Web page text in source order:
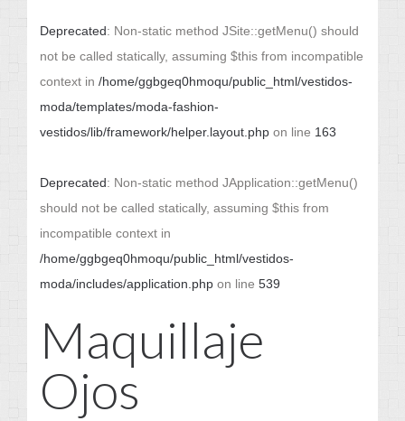
Deprecated: Non-static method JSite::getMenu() should
not be called statically, assuming $this from incompatible
context in /home/ggbgeq0hmoqu/public_html/vestidos-
moda/templates/moda-fashion-
vestidos/lib/framework/helper.layout.php on line 163
Deprecated: Non-static method JApplication::getMenu()
should not be called statically, assuming $this from
incompatible context in
/home/ggbgeq0hmoqu/public_html/vestidos-
moda/includes/application.php on line 539
Maquillaje
Ojos